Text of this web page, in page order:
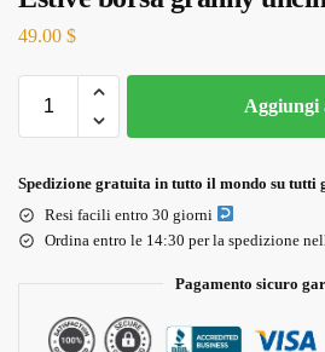
49.00 $
Aggiungi
Spedizione gratuita in tutto il mondo su tutti
Resi facili entro 30 giorni
Ordina entro le 14:30 per la spedizione
Pagamento sicuro